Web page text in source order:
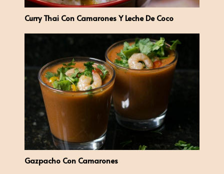
Curry Thai Con Camarones Y Leche De Coco
Gazpacho Con Camarones